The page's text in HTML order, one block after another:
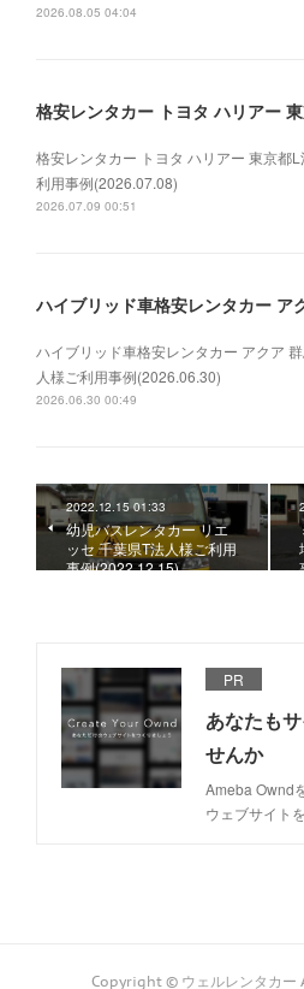
2026.08.05 04:04
格安レンタカー トヨタ ハリアー 東京都
利用事例(2026.07.08)
2026.07.09 00:51
ハイブリッド車格安レンタカー アクア
人様ご利用事例(2026.06.30)
2026.06.30 00:49
2022.12.15 01:33
幼児バスレンタカー リエ
ッセ 千葉県T法人様ご利用
事例(2022.12.15)
PR
あなたも
せんか
Ameba Ownd
ウェブサイト
Copyright © ウェルレンタカー